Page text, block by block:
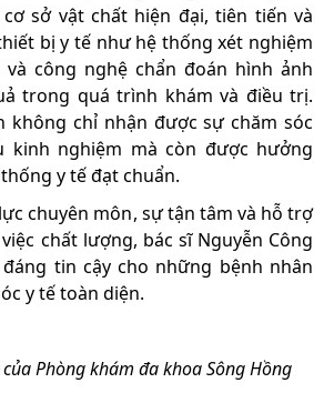
sở vật chất hiện đại, tiên tiến và
bị y tế như hệ thống xét nghiệm
và công nghệ chẩn đoán hình ảnh
trong quá trình khám và điều trị.
không chỉ nhận được sự chăm sóc
kinh nghiệm mà còn được hưởng
y tế đạt chuẩn.
chuyên môn, sự tận tâm và hỗ trợ
chất lượng, bác sĩ Nguyễn Công
tin cậy cho những bệnh nhân
y tế toàn diện.
Phòng khám đa khoa Sông Hồng